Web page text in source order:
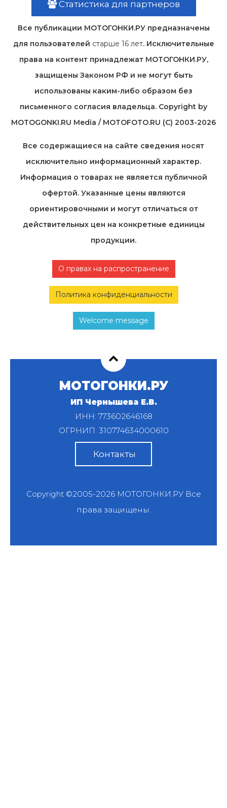
Статистика для партнеров
Все публикации МОТОГОНКИ.РУ предназначены
для пользователей старше 16 лет. Исключительные
права на контент принадлежат МОТОГОНКИ.РУ,
защищены Законом РФ и не могут быть
использованы каким-либо образом без
письменного согласия владельца. Copyright by
MOTOGONKI.RU Media / MOTOFOTO.RU (C) 2003-2026
Все содержащиеся на cайте сведения носят
исключительно информационный характер.
Информация о товарах не является публичной
офертой. Указанные цены являются
ориентировочными и могут отличаться от
действительных цен на конкретные единицы
продукции.
О правах на распространение
Политика конфиденциальности
Welcome message
МОТОГОНКИ.РУ
ИП Чернышева Е.В.
ИНН: 773602646168
ОГРНИП: 310774634000610
Контакты
Copyright ©2005-2026 МОТОГОНКИ.РУВсе
права защищены.